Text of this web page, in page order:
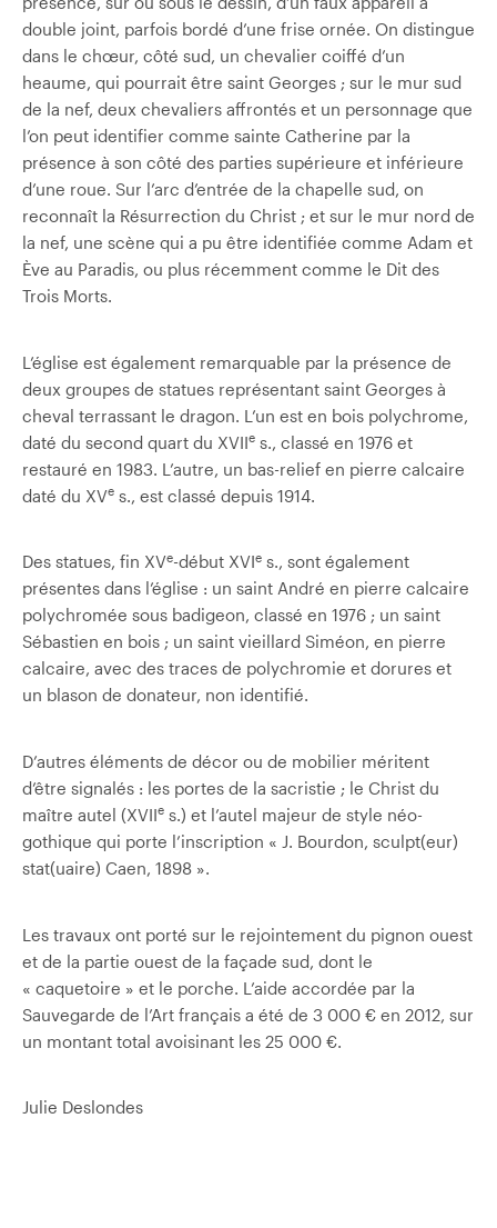
double joint, parfois bordé d’une frise ornée. On distingue
dans le chœur, côté sud, un chevalier coiffé d’un
heaume, qui pourrait être saint Georges ; sur le mur sud
de la nef, deux chevaliers affrontés et un personnage que
l’on peut identifier comme sainte Catherine par la
présence à son côté des parties supérieure et inférieure
d’une roue. Sur l’arc d’entrée de la chapelle sud, on
reconnaît la Résurrection du Christ ; et sur le mur nord de
la nef, une scène qui a pu être identifiée comme Adam et
Ève au Paradis, ou plus récemment comme le Dit des
Trois Morts.
L’église est également remarquable par la présence de
deux groupes de statues représentant saint Georges à
cheval terrassant le dragon. L’un est en bois polychrome,
daté du second quart du XVIIe s., classé en 1976 et
restauré en 1983. L’autre, un bas-relief en pierre calcaire
daté du XVe s., est classé depuis 1914.
Des statues, fin XVe-début XVIe s., sont également
présentes dans l’église : un saint André en pierre calcaire
polychromée sous badigeon, classé en 1976 ; un saint
Sébastien en bois ; un saint vieillard Siméon, en pierre
calcaire, avec des traces de polychromie et dorures et
un blason de donateur, non identifié.
D’autres éléments de décor ou de mobilier méritent
d’être signalés : les portes de la sacristie ; le Christ du
maître autel (XVIIe s.) et l’autel majeur de style néo-
gothique qui porte l’inscription « J. Bourdon, sculpt(eur)
stat(uaire) Caen, 1898 ».
Les travaux ont porté sur le rejointement du pignon ouest
et de la partie ouest de la façade sud, dont le
« caquetoire » et le porche. L’aide accordée par la
Sauvegarde de l’Art français a été de 3 000 € en 2012, sur
un montant total avoisinant les 25 000 €.
Julie Deslondes